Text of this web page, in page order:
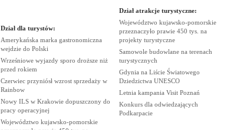
Dział dla turystów:
Amerykańska marka gastronomiczna
wejdzie do Polski
Wrześniowe wyjazdy sporo droższe niż
przed rokiem
Czerwiec przyniósł wzrost sprzedaży w
Rainbow
Nowy ILS w Krakowie dopuszczony do
pracy operacyjnej
Województwo kujawsko-pomorskie
Dział atrakcje turystyczne:
Województwo kujawsko-pomorskie
przeznaczyło prawie 450 tys. na
projekty turystyczne
Samowole budowlane na terenach
turystycznych
Gdynia na Liście Światowego
Dziedzictwa UNESCO
Letnia kampania Visit Poznań
Konkurs dla odwiedzających
Podkarpacie